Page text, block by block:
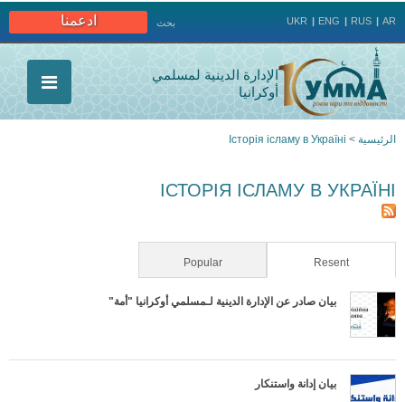
ادعمنا بحث UKR ENG RUS AR
الإدارة الدينية لمسلمي
أوكرانيا
هنا
الرئيسية >
Історія ісламу в Україні
ІСТОРІЯ ІСЛАМУ В УКРАЇНІ
Resent
Popular
بيان صادر عن الإدارة الدينية لـمسلمي أوكرانيا "أمة"
بيان إدانة واستنكار